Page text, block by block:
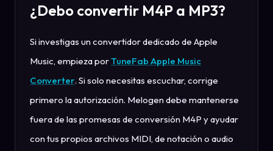
¿Debo convertir M4P a MP3?
Si investigas un convertidor dedicado de Apple
Music, empieza porTuneFab Apple Music
Converter. Si solo necesitas escuchar, corrige
primero la autorización. Melogen debe mantenerse
fuera de las promesas de conversión M4P y ayudar
con tus propios archivos MIDI, de notación o audio